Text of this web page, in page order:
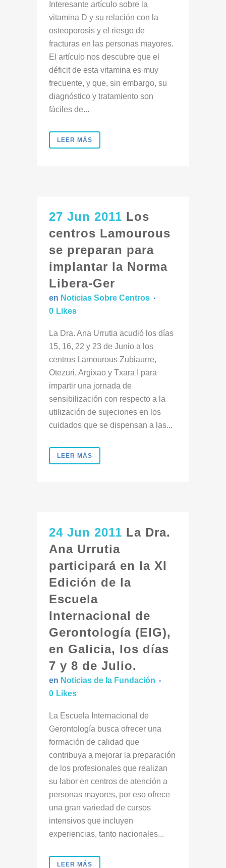
Interesante artículo sobre la
vitamina D y su relación con la
osteoporosis y el riesgo de
fracturas en las personas mayores.
El artículo nos descubre que el
déficit de esta vitamina es muy
frecuente, y que, sin embargo, su
diagnóstico y tratamiento son
fáciles de...
LEER MÁS
27 Jun 2011 Los
centros Lamourous
se preparan para
implantar la Norma
Libera-Ger
en Noticias Sobre Centros
0 Likes
La Dra. Ana Urrutia acudió los días
15, 16, 22 y 23 de Junio a los
centros Lamourous Zubiaurre,
Otezuri, Argixao y Txara I para
impartir una jornada de
sensibilización con respecto a la
utilización de sujeciones en los
cuidados que se dispensan a las...
LEER MÁS
24 Jun 2011 La Dra.
Ana Urrutia
participará en la XI
Edición de la
Escuela
Internacional de
Gerontología (EIG),
en Galicia, los días
7 y 8 de Julio.
en Noticias de la Fundación
0 Likes
La Escuela Internacional de
Gerontología busca ofrecer una
formación de calidad que
contribuya a mejorar la preparación
de los profesionales que realizan
su labor en centros de atención a
personas mayores, por eso ofrece
una gran variedad de cursos
intensivos que incluyen
experiencias, tanto nacionales...
LEER MÁS